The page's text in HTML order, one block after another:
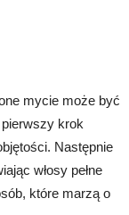
mycie może być
krok
Następnie
włosy pełne
które marzą o